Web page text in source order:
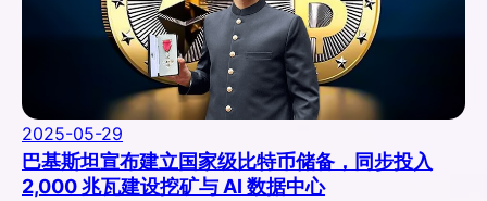
2025-05-29
巴基斯坦宣布建立国家级比特币储备，同步投入
2,000 兆瓦建设挖矿与 AI 数据中心